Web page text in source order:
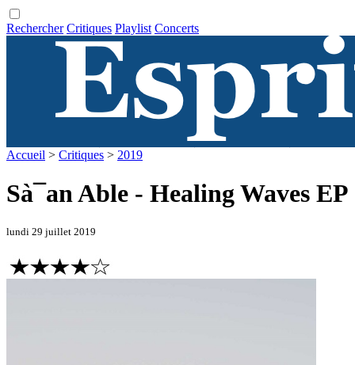
Rechercher Critiques Playlist Concerts
Accueil > Critiques > 2019
Sà¯an Able - Healing Waves EP
lundi 29 juillet 2019